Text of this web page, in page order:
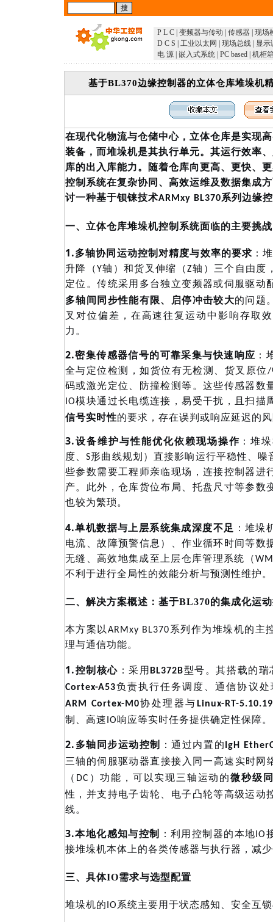
P L C 变频器与传动 传感器 现场
D C S
工业以太网 现场总线
显示
电 源 嵌入式系统 PC based 机柜
基于BL370边缘控制器的立体仓库堆垛机
在现代化物流与仓储中心，立体仓库是实现
装备，而堆垛机是其执行单元。其运行效率
库的出入库能力。随着仓库向更高、更快、
控制系统在复杂协同、高效运维及数据集成
讨一种基于钡铼技术ARMxy BL370系列边缘
一、立体仓库堆垛机控制系统面临的主要挑战
1.多轴协同运动控制对精度与效率的要求 ：
升降（Y轴）和货叉伸缩（Z轴）三个自由度
定位。传统采用多台独立变频器或伺服驱动
多轴间同步性能有限、启停冲击较大的问题
叉对位偏差，在高速往复运动中影响存取
力。
2.密集传感器信号的可靠采集与快速响应 ：
全与定位检测，如货位有无检测、货叉原位/
码或激光定位、防撞检测等。这些传感器数
IO模块通过长电缆连接，易受干扰，且扫描
信号实时性的要求，存在误判或响应延迟的
3.设备维护与性能优化依赖现场操作 ：堆
度、S形曲线规划）直接影响运行平稳性、
些参数需要工程师亲临现场，连接控制器进
产。此外，仓库货位布局、托盘尺寸等参数
也较为繁琐。
4.单机数据与上层系统集成深度不足 ：堆垛
电流、故障预警信息）、作业循环时间等数
无缝、高效地集成至上层仓库管理系统（
不利于进行全局性的效能分析与预测性维护。
二、解决方案概述：基于BL370的集成化运
本方案以ARMxy BL370系列作为堆垛机的
理与通信功能。
1.控制核心 ：采用 BL372B型号。其搭载的瑞
Cortex-A53负责执行任务调度、通信协议
ARM Cortex-M0协处理器与Linux-RT-
制、高速 IO响应等实时任务提供确定性保障。
2.多轴同步运动控制 ：通过内置的IgH
三轴的伺服驱动器直接接入同一高速实时网
（DC）功能，可以实现三轴运动的微秒级
性，并支持电子齿轮、电子凸轮等高级运动
线。
3.本地化感知与控制 ：利用控制器的本地 IO
接堆垛机本体上的各类传感器与执行器，减
三、具体IO需求与选型配置
堆垛机的 IO系统主要用于状态感知、安全互